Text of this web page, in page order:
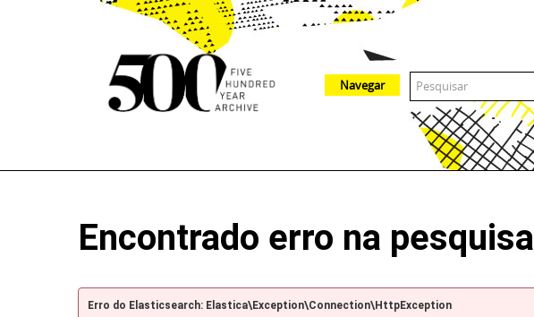
Navegar
Encontrado erro na pesquisa
Erro do Elasticsearch: Elastica\Exception\Connection\HttpException